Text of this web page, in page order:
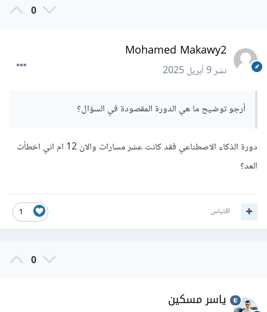
0
Mohamed Makawy2
نشر9 أبريل 2025
أرجو توضيح ما هي الدورة المقصودة في السؤال؟
دورة الذكاء الاصطناعي فقد كانت عشر مسارات والان 12 ام اني اخطأت
العد؟
1 اقتباس
0
ياسر مسكين